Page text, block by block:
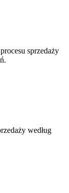
sprzedaży
według